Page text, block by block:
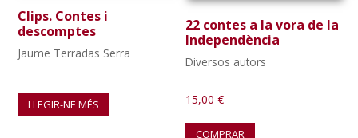
Clips. Contes i
descomptes
Jaume Terradas Serra
LLEGIR-NE MÉS
22 contes a la vora de la
Independència
Diversos autors
15,00€
COMPRAR